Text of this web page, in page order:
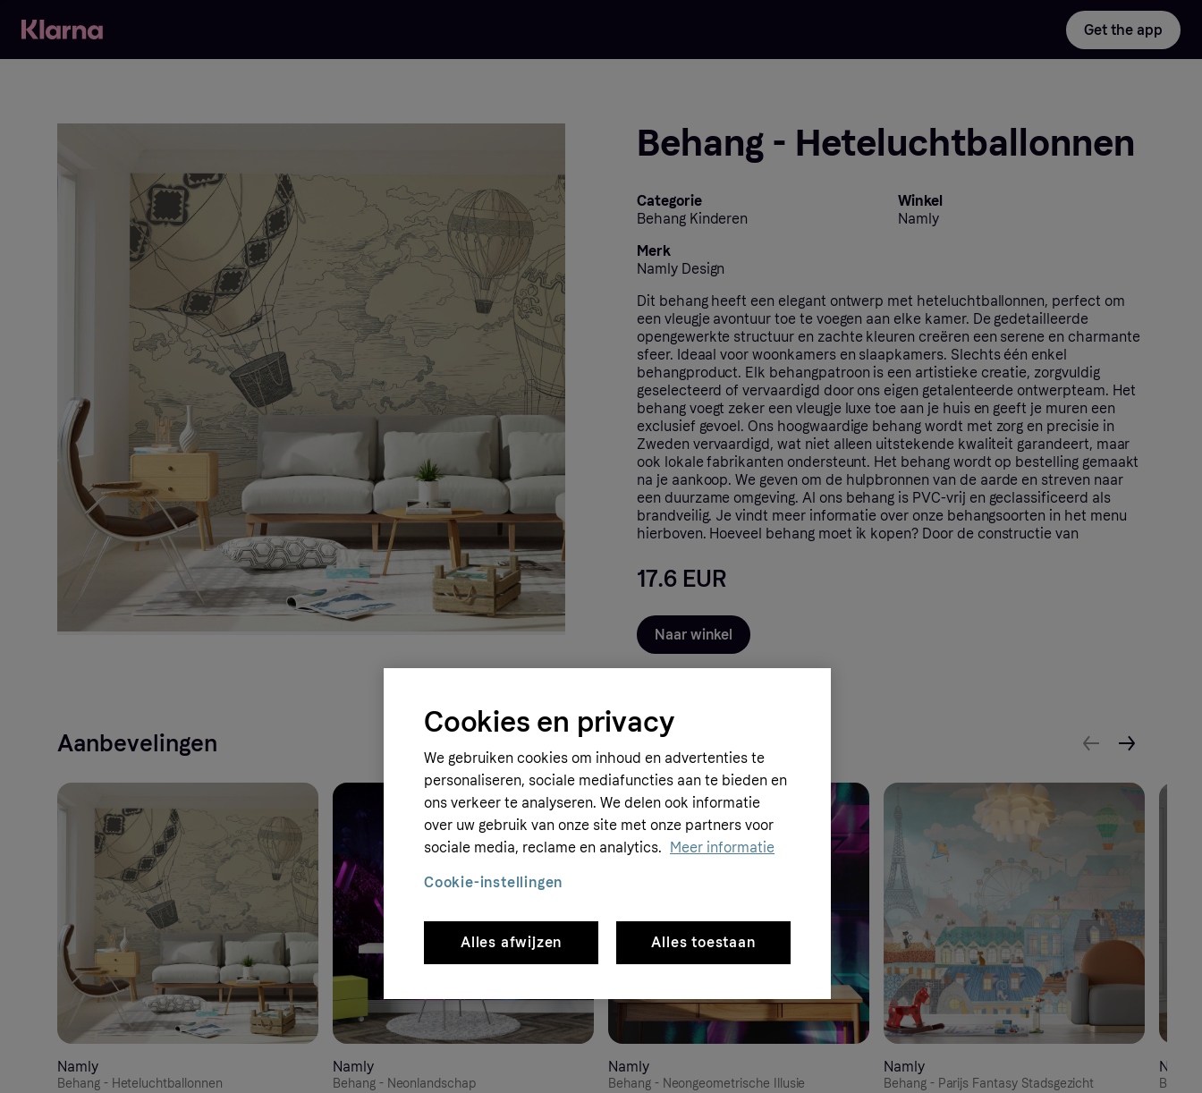
Get the app
Behang - Heteluchtballonnen
Categorie
Behang Kinderen
Winkel
Namly
Merk
Namly Design
Dit behang heeft een elegant ontwerp met heteluchtballonnen, perfect om
een vleugje avontuur toe te voegen aan elke kamer. De gedetailleerde
opengewerkte structuur en zachte kleuren creëren een serene en charmante
sfeer. Ideaal voor woonkamers en slaapkamers. Slechts één enkel
behangproduct. Elk behangpatroon is een artistieke creatie, zorgvuldig
geselecteerd of vervaardigd door ons eigen getalenteerde ontwerpteam. Het
behang voegt zeker een vleugje luxe toe aan je huis en geeft je muren een
exclusief gevoel. Ons hoogwaardige behang wordt met zorg en precisie in
Zweden vervaardigd, wat niet alleen uitstekende kwaliteit garandeert, maar
ook lokale fabrikanten ondersteunt. Het behang wordt op bestelling gemaakt
na je aankoop. We geven om de hulpbronnen van de aarde en streven naar
een duurzame omgeving. Al ons behang is PVC-vrij en geclassificeerd als
brandveilig. Je vindt meer informatie over onze behangsoorten in het menu
hierboven. Hoeveel behang moet ik kopen? Door de constructie van
17.6 EUR
Naar winkel
Aanbevelingen
Namly
Behang - Heteluchtballonnen
Namly
Behang - Neonlandschap
Namly
Behang - Neongeometrische Illusie
Namly
Behang - Parijs Fantasy Stadsgezicht
Namly
Cookies en privacy
We gebruiken cookies om inhoud en advertenties te
personaliseren, sociale mediafuncties aan te bieden en
ons verkeer te analyseren. We delen ook informatie
over uw gebruik van onze site met onze partners voor
sociale media, reclame en analytics. Meer informatie
Alles afwijzen Alles toestaan
Cookie-instellingen